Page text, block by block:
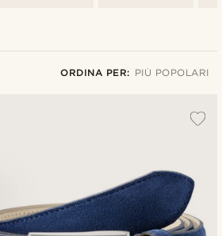
ORDINA PER: PIÙ POPOLARI